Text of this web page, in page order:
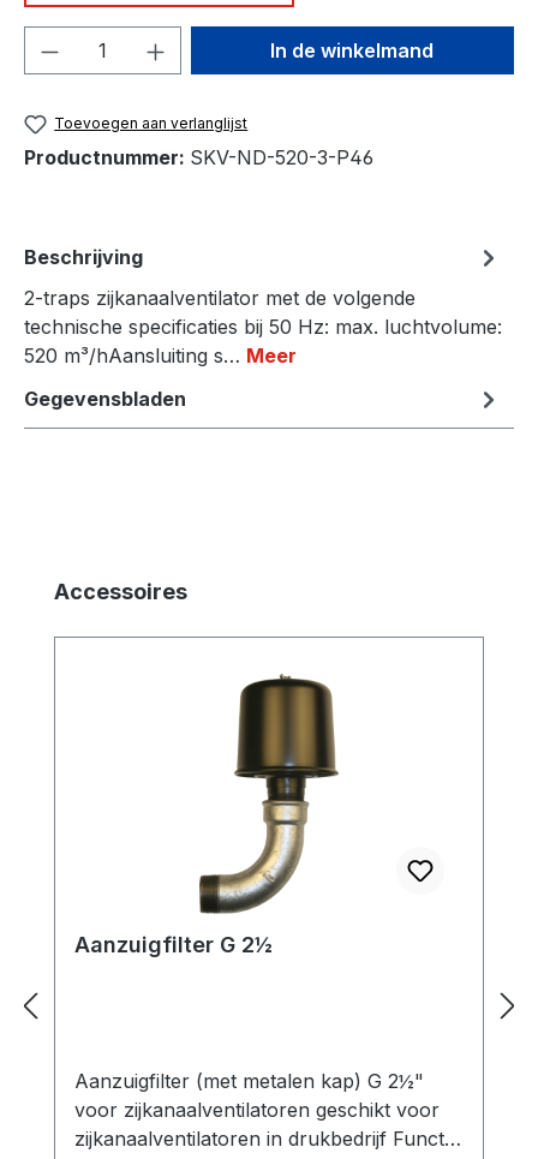
Producthoeveelheid: Voer de
In de winkelmand
Toevoegen aan verlanglijst
Productnummer: SKV-ND-520-3-P46
Beschrijving
2-traps zijkanaalventilator met de volgende
technische specificaties bij 50 Hz: max. luchtvolume:
520 m³/hAansluiting s… Meer
Gegevensbladen
Productgalerij overslaan
Accessoires
Aanzuigfilter G 2½
Aanzuigfilter (met metalen kap) G 2½"
voor zijkanaalventilatoren geschikt voor
zijkanaalventilatoren in drukbedrijf Functie: